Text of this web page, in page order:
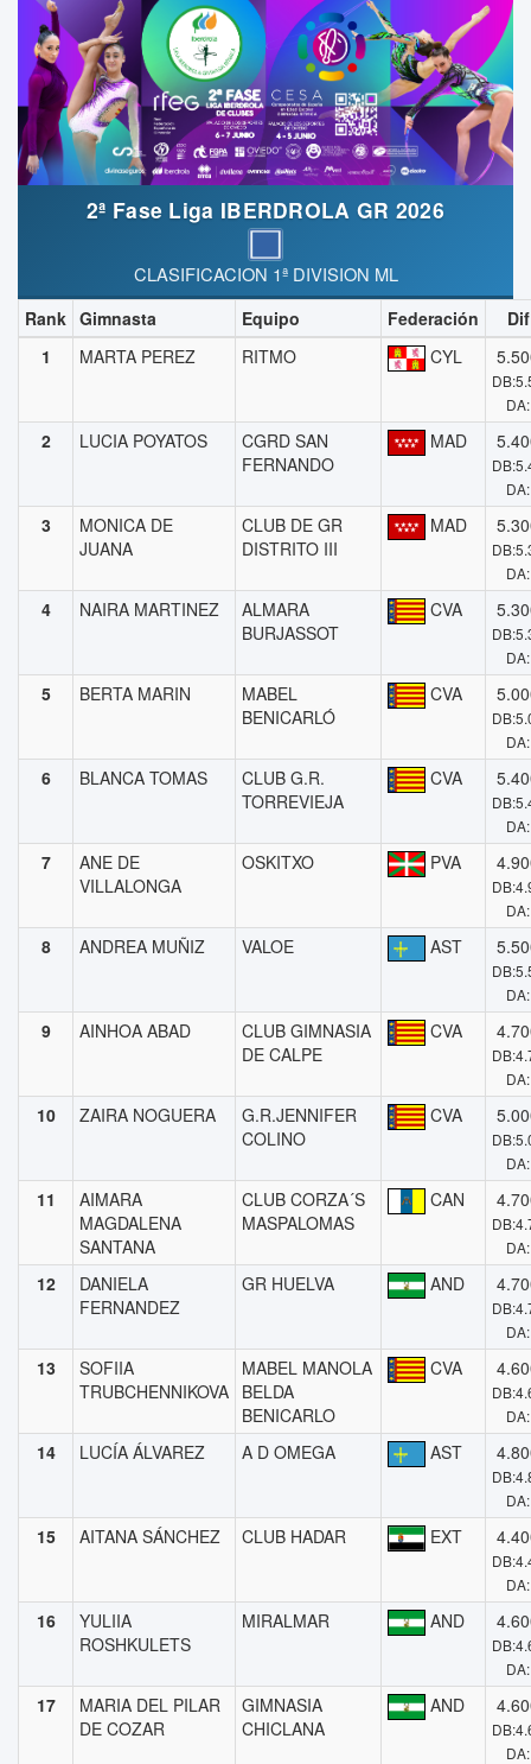
2ª Fase Liga IBERDROLA GR 2026
CLASIFICACION 1ª DIVISION ML
Rank Gimnasta Equipo Federación
Dif
1
MARTA PEREZ RITMO CYL
DA:
2 LUCIA POYATOS
CGRD SAN
FERNANDO
MAD
DA:
3
MONICA DE
JUANA
CLUB DE GR
DISTRITO III
MAD
DA:
4 NAIRA MARTINEZ
ALMARA
BURJASSOT
CVA
DA:
5 BERTA MARIN
MABEL
BENICARLÓ
CVA
DA:
6 BLANCA TOMAS
CLUB G.R.
TORREVIEJA
CVA
DA:
7
ANE DE
VILLALONGA
OSKITXO PVA
DA:
8 ANDREA MUÑIZ VALOE AST
DA:
9 AINHOA ABAD
CLUB GIMNASIA
DE CALPE
CVA
DA:
10 ZAIRA NOGUERA
G.R.JENNIFER
COLINO
CVA
DA:
11
AIMARA
MAGDALENA
SANTANA
CLUB CORZA´S
MASPALOMAS
CAN
DA:
12
DANIELA
FERNANDEZ
GR HUELVA AND
DA:
13
SOFIIA
TRUBCHENNIKOVA
MABEL MANOLA
BELDA
BENICARLO
CVA
DA:
14 LUCÍA ÁLVAREZ A D OMEGA AST
DA:
15 AITANA SÁNCHEZ CLUB HADAR EXT
DA:
16
YULIIA
ROSHKULETS
MIRALMAR AND
DA:
17
MARIA DEL PILAR
DE COZAR
GIMNASIA
CHICLANA
AND
DA: